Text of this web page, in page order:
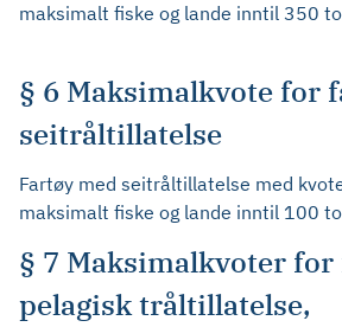
maksimalt fiske og lande inntil 350
§ 6 Maksimalkvote for
seitråltillatelse
Fartøy med seitråltillatelse med
maksimalt fiske og lande inntil 100
§ 7 Maksimalkvoter
pelagisk tråltillatelse,